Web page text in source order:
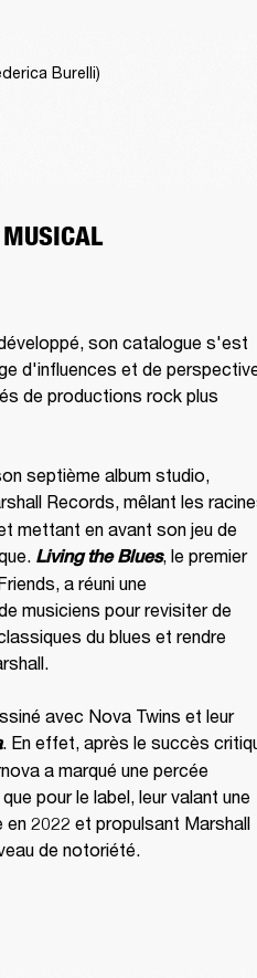
Burelli)
son catalogue s'est
d'influences et de
de productions rock plus
Records, mêlant les
mettant en avant son jeu de
Living the Blues, le premier
a réuni une
musiciens pour revisiter de
du blues et rendre
avec Nova Twins et leur
. En effet, après le succès
a marqué une percée
pour le label, leur valant une
en 2022 et propulsant Marshall
de notoriété.